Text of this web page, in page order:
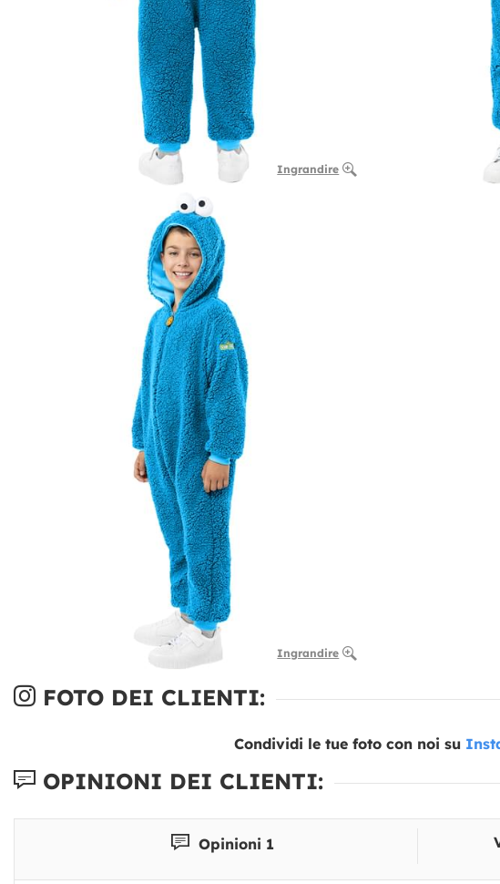
Ingrandire
Ingrandire
FOTO DEI CLIENTI:
Condividi le tue foto con noi su
OPINIONI DEI CLIENTI:
Opinioni 1